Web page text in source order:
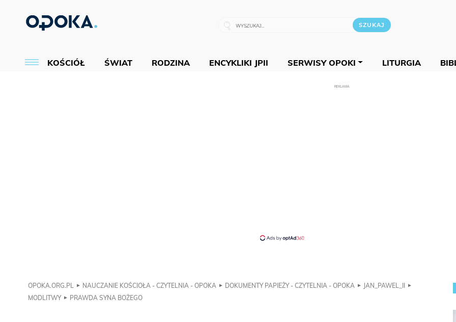
KOŚCIÓŁ ŚWIAT RODZINA ENCYKLIKI JPII SERWISY OPOKI LITURGIA
REKLAMA
OPOKA.ORG.PL NAUCZANIE KOŚCIOŁA - CZYTELNIA - OPOKA DOKUMENTY PAPIEŻY - CZYTELNIA - OPOKA
JAN_PAWEL_II
MODLITWY
PRAWDA SYNA BOŻEGO